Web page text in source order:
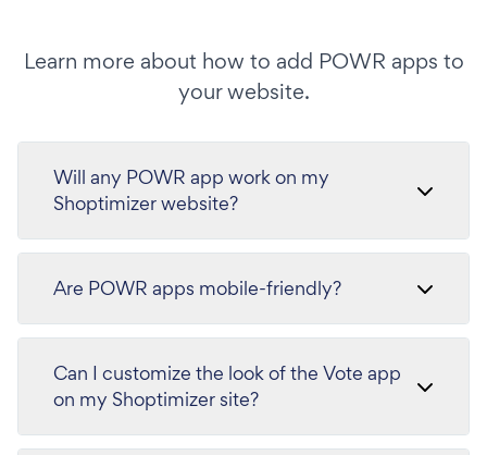
Learn more about how to add POWR apps to
your website.
Will any POWR app work on my
Shoptimizer website?
Are POWR apps mobile-friendly?
Can I customize the look of the Vote app
on my Shoptimizer site?